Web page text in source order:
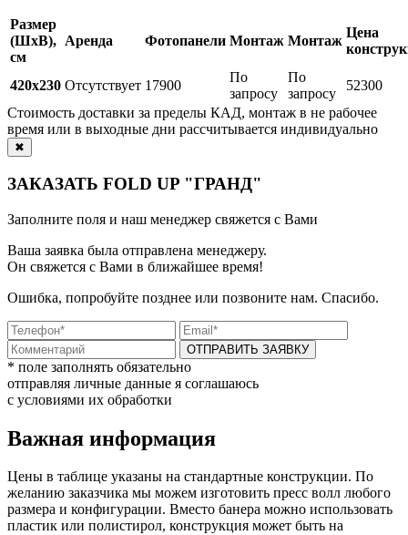
Размер
(ШхВ),
см
Аренда Фотопанели Монтаж Монтаж
Цена
420x230 Отсутствует 17900
По
запросу
По
запросу
52300
Стоимость доставки за пределы КАД, монтаж в не рабочее
время или в выходные дни рассчитывается индивидуально
✖
ЗАКАЗАТЬ FOLD UP "ГРАНД"
Заполните поля и наш менеджер свяжется с Вами
Ваша заявка была отправлена менеджеру.
Он свяжется с Вами в ближайшее время!
Ошибка, попробуйте позднее или позвоните нам. Спасибо.
ОТПРАВИТЬ ЗАЯВКУ
* поле заполнять обязательно
отправляя личные данные я соглашаюсь
с условиями их обработки
Важная информация
Цены в таблице указаны на стандартные конструкции. По
желанию заказчика мы можем изготовить пресс волл любого
размера и конфигурации. Вместо банера можно использовать
пластик или полистирол, конструкция может быть на